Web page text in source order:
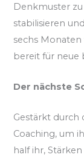
Denkmuster
stabilisieren
sechs
bereit für neue
Der nächste
Gestärkt durch
Coaching, um
half ihr,